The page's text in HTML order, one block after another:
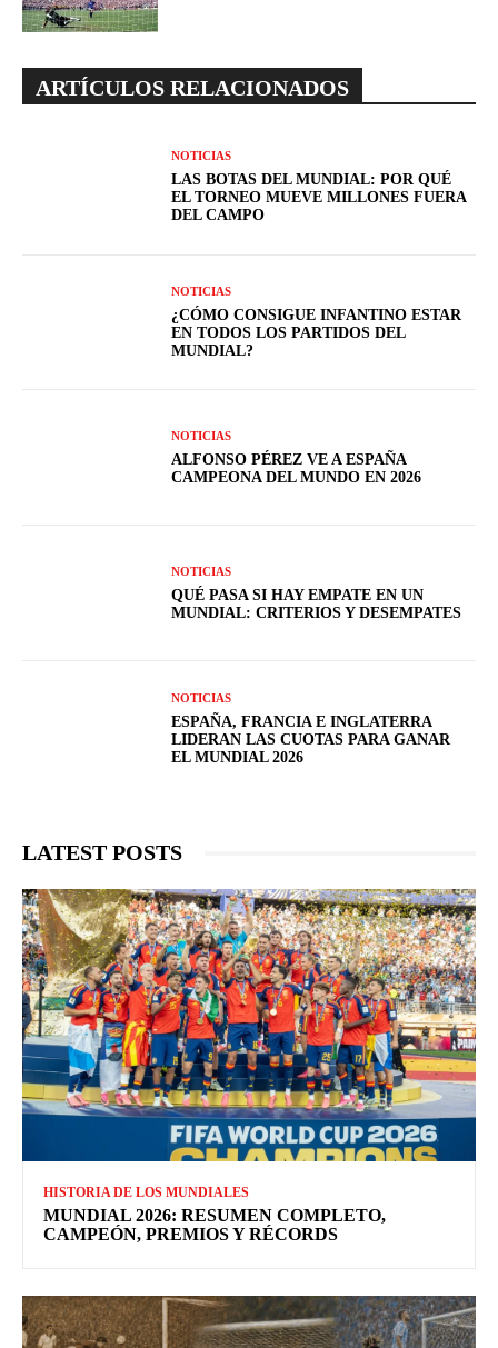
ARTÍCULOS RELACIONADOS
NOTICIAS
LAS BOTAS DEL MUNDIAL: POR QUÉ
EL TORNEO MUEVE MILLONES FUERA
DEL CAMPO
NOTICIAS
¿CÓMO CONSIGUE INFANTINO ESTAR
EN TODOS LOS PARTIDOS DEL
MUNDIAL?
NOTICIAS
ALFONSO PÉREZ VE A ESPAÑA
CAMPEONA DEL MUNDO EN 2026
NOTICIAS
QUÉ PASA SI HAY EMPATE EN UN
MUNDIAL: CRITERIOS Y DESEMPATES
NOTICIAS
ESPAÑA, FRANCIA E INGLATERRA
LIDERAN LAS CUOTAS PARA GANAR
EL MUNDIAL 2026
LATEST POSTS
HISTORIA DE LOS MUNDIALES
MUNDIAL 2026: RESUMEN COMPLETO,
CAMPEÓN, PREMIOS Y RÉCORDS